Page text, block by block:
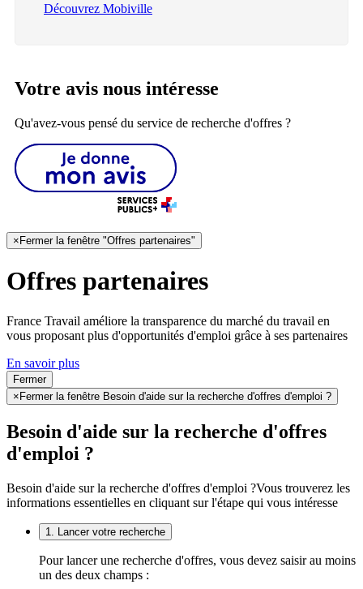
Découvrez Mobiville
Votre avis nous intéresse
Qu'avez-vous pensé du service de recherche d'offres ?
× Fermer la fenêtre "Offres partenaires"
Offres partenaires
France Travail améliore la transparence du marché du travail en
vous proposant plus d'opportunités d'emploi grâce à ses partenaires
En savoir plus
Fermer
× Fermer la fenêtre Besoin d'aide sur la recherche d'offres d'emploi ?
Besoin d'aide sur la recherche d'offres
d'emploi ?
Besoin d'aide sur la recherche d'offres d'emploi ?Vous trouverez les
informations essentielles en cliquant sur l'étape qui vous intéresse
1. Lancer votre recherche
Pour lancer une recherche d'offres, vous devez saisir au moins
un des deux champs :